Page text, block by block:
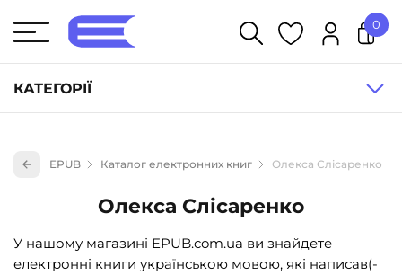
КАТЕГОРІЇ
Книги для дітей (836)
Книги для підлітків (240)
Науково-популярна література (1015)
Навчальна література та посібники (527)
0
EPUB Каталог електронних книг Олекса Слісаренко
Олекса Слісаренко
У нашому магазині EPUB.com.ua ви знайдете
електронні книги українською мовою, які написав(-